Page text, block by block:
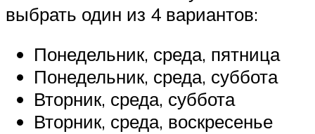
выбрать один из 4 вариантов:
Понедельник, среда, пятница
Понедельник, среда, суббота
Вторник, среда, суббота
Вторник, среда, воскресенье